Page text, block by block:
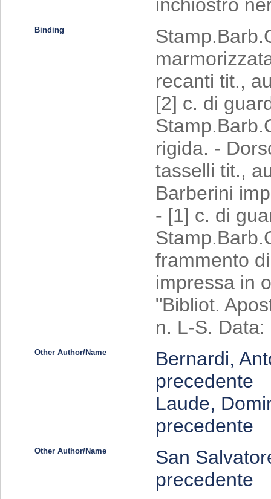
inchiostro
Binding
recanti tit.,
[2] c. di
rigida. -
tasselli tit.,
Barberini
- [1] c. di
frammento
impressa in
"Bibliot.
n. L-S.
Other Author/Name
Bernardi,
precedente
Laude,
precedente
Other Author/Name
San
precedente